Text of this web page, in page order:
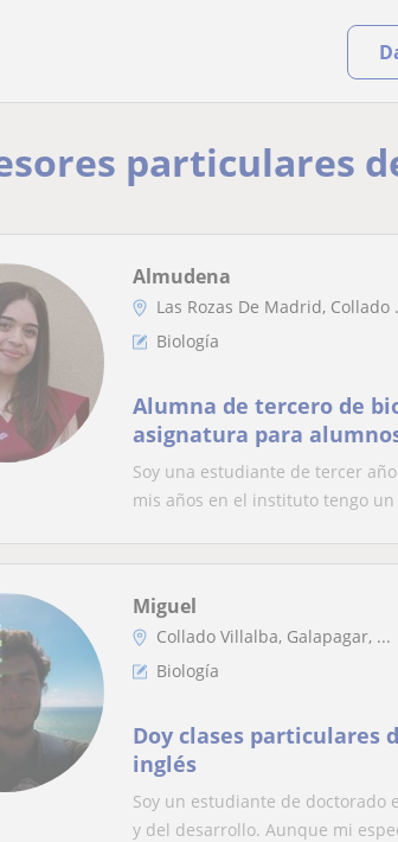
particulares
Almudena
Las Rozas De Madrid, Collado
Biología
Alumna de tercero de
asignatura para
bachillerato
Soy una estudiante de tercer
mis años en el instituto tengo
Miguel
Collado Villalba, Galapagar, ...
Biología
Doy clases particulares
inglés
Soy un estudiante de
y del desarrollo. Aunque mi